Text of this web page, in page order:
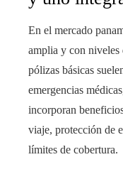
En el mercado
amplia y con niveles
pólizas básicas
emergencias
incorporan
viaje, protección de
límites de cobertura.